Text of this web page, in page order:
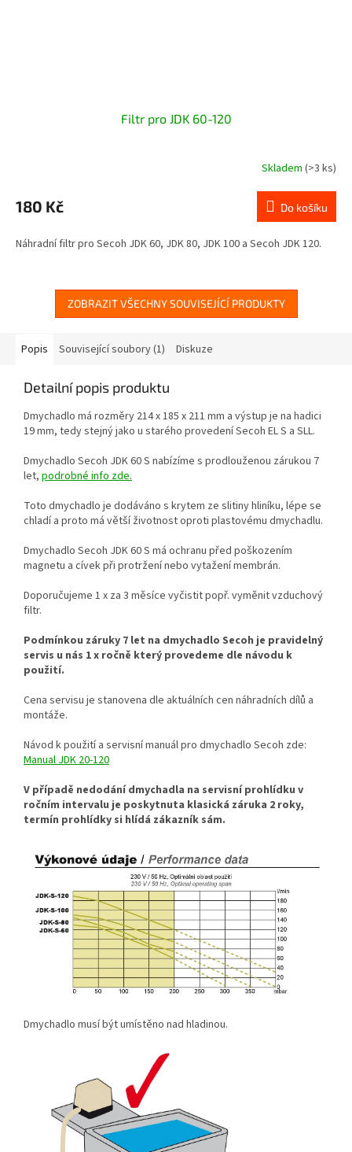
Filtr pro JDK 60-120
Skladem (>3 ks)
180 Kč Do košíku
Náhradní filtr pro Secoh JDK 60, JDK 80, JDK 100 a Secoh JDK 120.
ZOBRAZIT VŠECHNY SOUVISEJÍCÍ PRODUKTY
Popis Související soubory (1) Diskuze
Detailní popis produktu
Dmychadlo má rozměry 214 x 185 x 211 mm a výstup je na hadici
19 mm, tedy stejný jako u starého provedení Secoh EL S a SLL.
Dmychadlo Secoh JDK 60 S nabízíme s prodlouženou zárukou 7
let, podrobné info zde.
Toto dmychadlo je dodáváno s krytem ze slitiny hliníku, lépe se
chladí a proto má větší životnost oproti plastovému dmychadlu.
Dmychadlo Secoh JDK 60 S má ochranu před poškozením
magnetu a cívek při protržení nebo vytažení membrán.
Doporučujeme 1 x za 3 měsíce vyčistit popř. vyměnit vzduchový
filtr.
Podmínkou záruky 7 let na dmychadlo Secoh je pravidelný
servis u nás 1 x ročně který provedeme dle návodu k
použití.
Cena servisu je stanovena dle aktuálních cen náhradních dílů a
montáže.
Návod k použití a servisní manuál pro dmychadlo Secoh zde:
Manual JDK 20-120
V případě nedodání dmychadla na servisní prohlídku v
ročním intervalu je poskytnuta klasická záruka 2 roky,
termín prohlídky si hlídá zákazník sám.
Dmychadlo musí být umístěno nad hladinou.